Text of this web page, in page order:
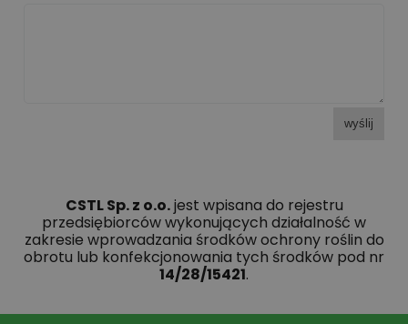
wyślij
CSTL Sp. z o.o.jest wpisana do rejestru
przedsiębiorców wykonujących działalność w
zakresie wprowadzania środków ochrony roślin do
obrotu lub konfekcjonowania tych środków pod nr
14/28/15421.